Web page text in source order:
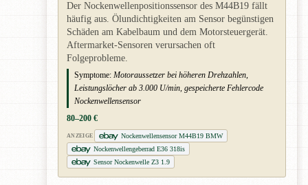
Der Nockenwellenpositionssensor des M44B19 fällt
häufig aus. Ölundichtigkeiten am Sensor begünstigen
Schäden am Kabelbaum und dem Motorsteuergerät.
Aftermarket-Sensoren verursachen oft
Folgeprobleme.
Symptome: Motoraussetzer bei höheren Drehzahlen,
Leistungslöcher ab 3.000 U/min, gespeicherte Fehlercode
Nockenwellensensor
80–200 €
ANZEIGE
Nockenwellensensor M44B19 BMW
Nockenwellengeberrad E36 318is
Sensor Nockenwelle Z3 1.9